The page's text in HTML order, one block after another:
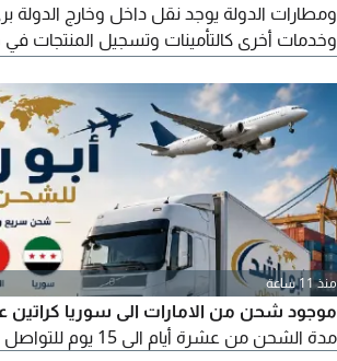
ومطارات الدولة يوجد نقل داخل وخارج الدولة
وخدمات أخرى كالتأمينات وتسجيل المنتجات في
منذ 11 ساعة
موجود شحن من الامارات الى سوريا
مدة الشحن من عشرة أيام الى 15 يوم للتواصل